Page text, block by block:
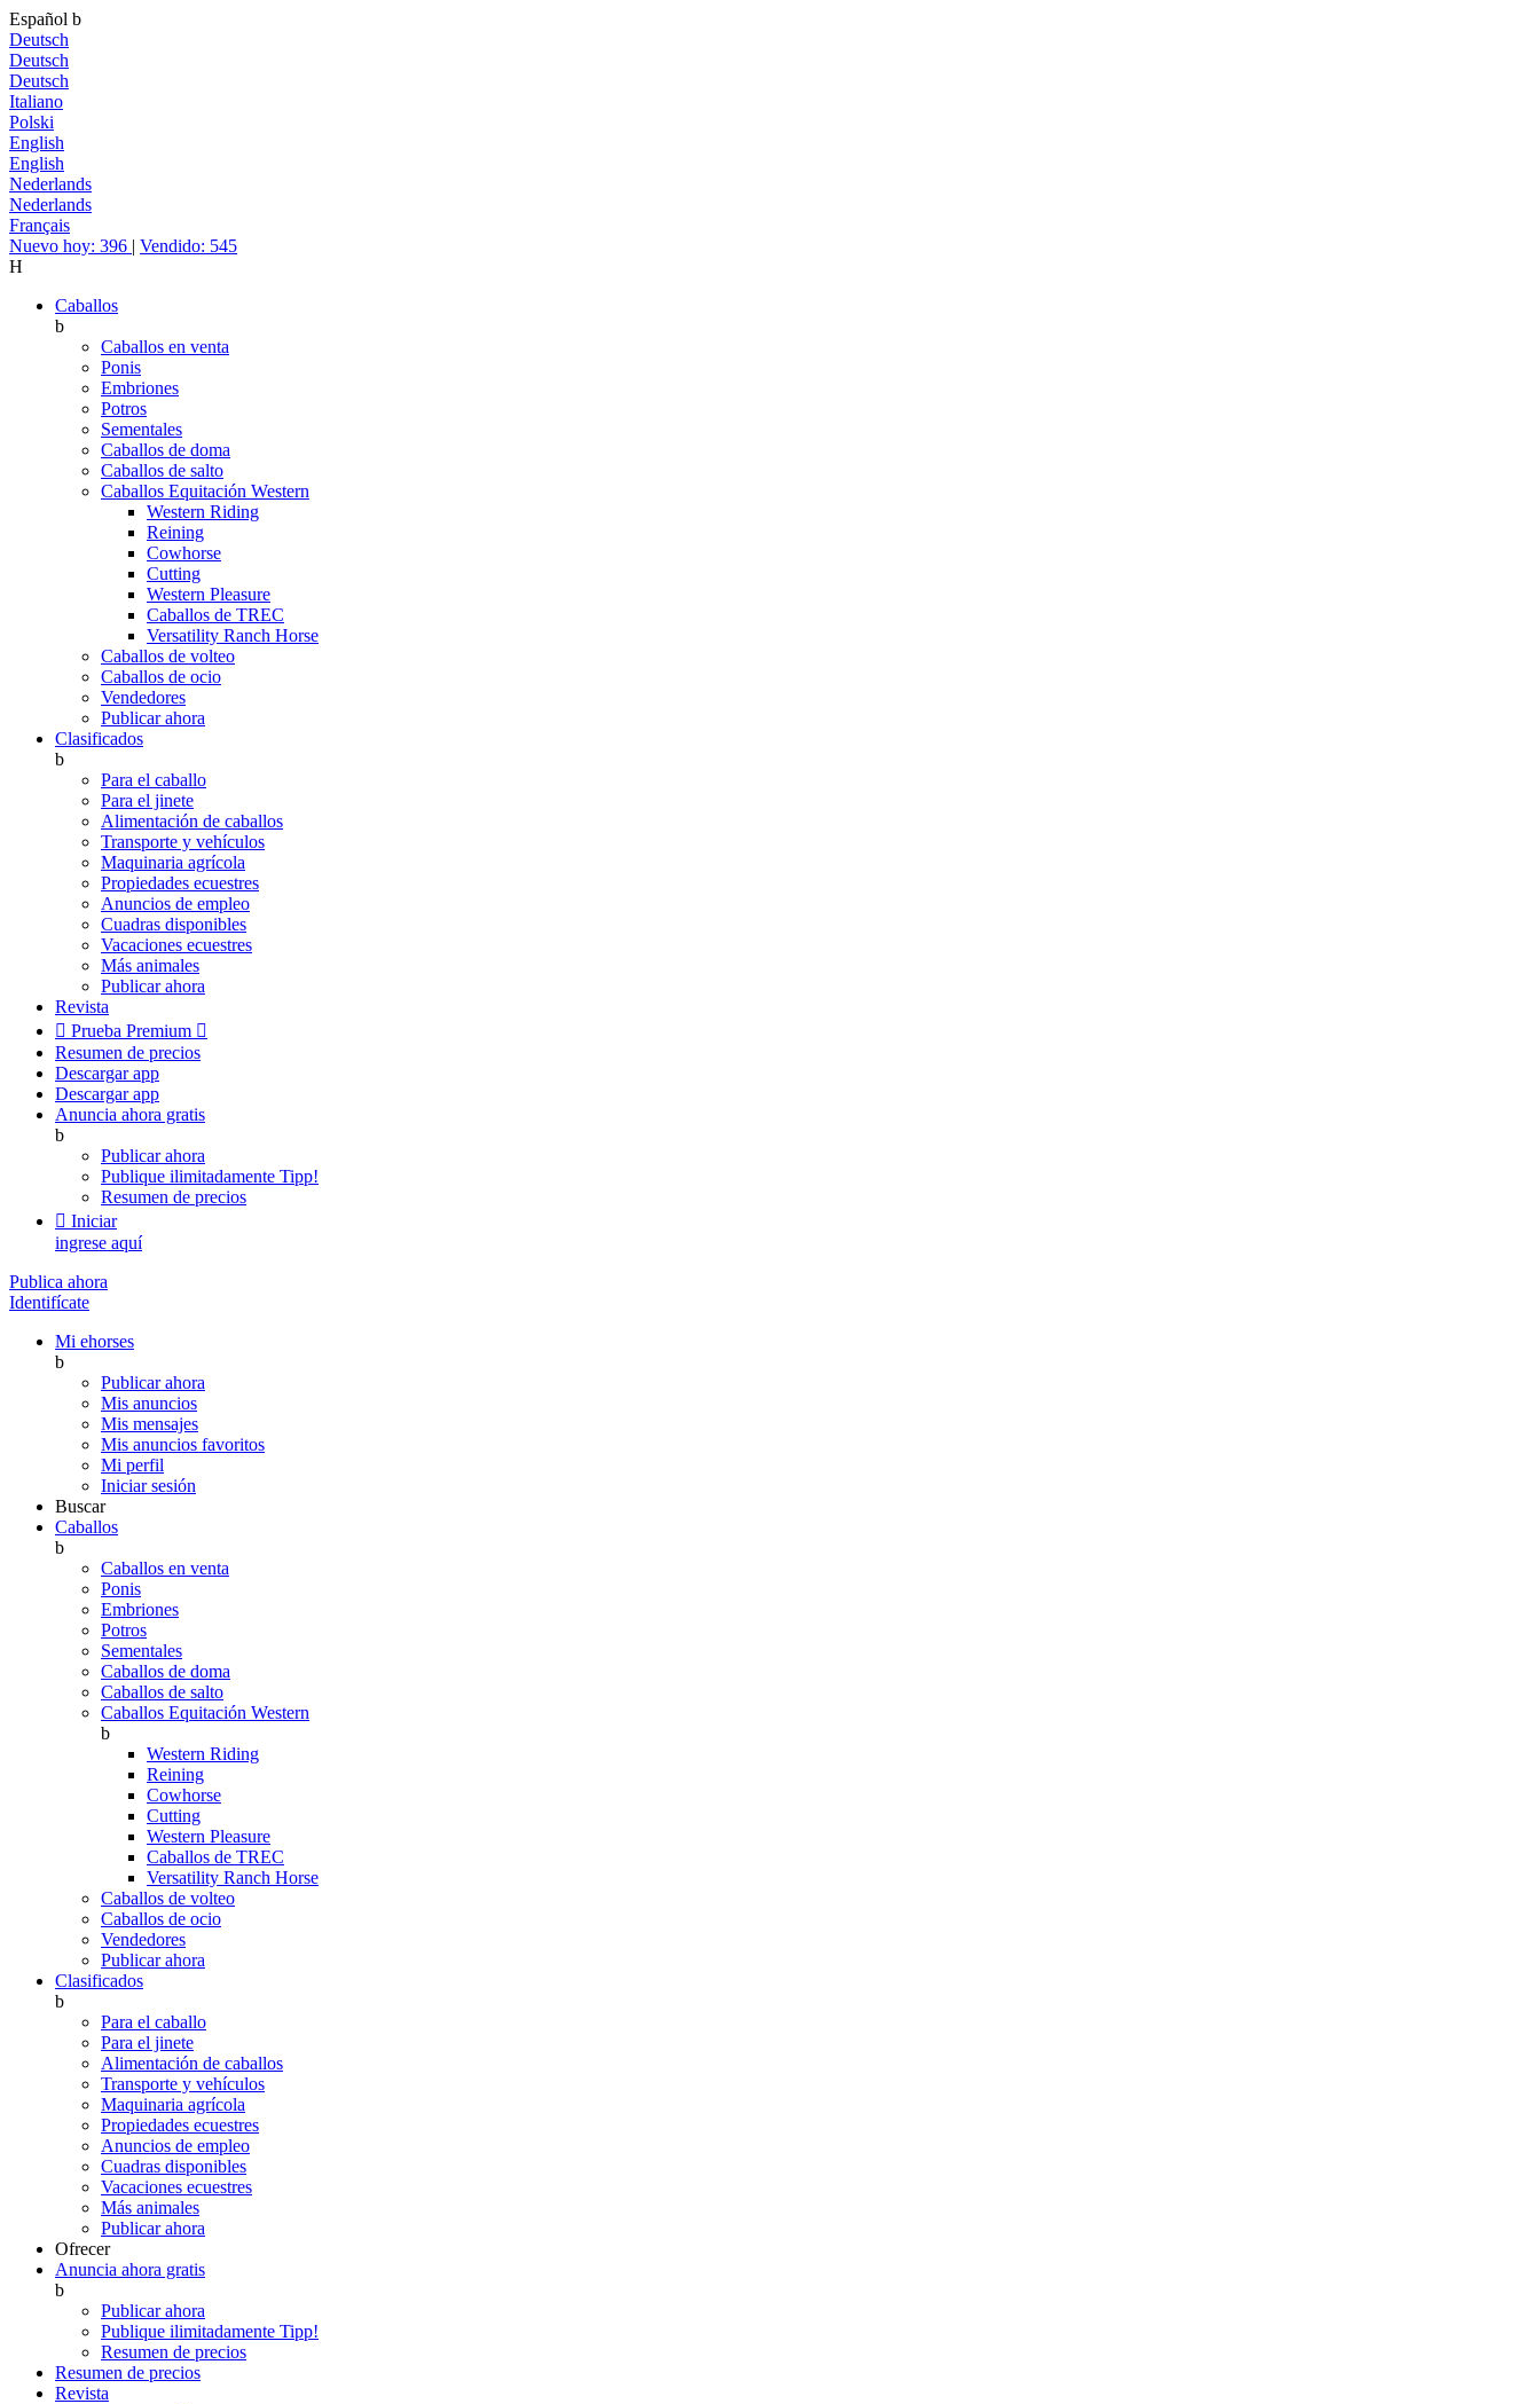
Español b
Deutsch
Deutsch
Deutsch
Italiano
Polski
English
English
Nederlands
Nederlands
Français
Nuevo hoy: 396 | Vendido: 545
H
Caballos
b
Caballos en venta
Ponis
Embriones
Potros
Sementales
Caballos de doma
Caballos de salto
Caballos Equitación Western
Western Riding
Reining
Cowhorse
Cutting
Western Pleasure
Caballos de TREC
Versatility Ranch Horse
Caballos de volteo
Caballos de ocio
Vendedores
Publicar ahora
Clasificados
b
Para el caballo
Para el jinete
Alimentación de caballos
Transporte y vehículos
Maquinaria agrícola
Propiedades ecuestres
Anuncios de empleo
Cuadras disponibles
Vacaciones ecuestres
Más animales
Publicar ahora
Revista
 Prueba Premium 
Resumen de precios
Descargar app
Descargar app
Anuncia ahora gratis
b
Publicar ahora
Publique ilimitadamente Tipp!
Resumen de precios
 Iniciar
ingrese aquí
Publica ahora
Identifícate
Mi ehorses
b
Publicar ahora
Mis anuncios
Mis mensajes
Mis anuncios favoritos
Mi perfil
Iniciar sesión
Buscar
Caballos
b
Caballos en venta
Ponis
Embriones
Potros
Sementales
Caballos de doma
Caballos de salto
Caballos Equitación Western
b
Western Riding
Reining
Cowhorse
Cutting
Western Pleasure
Caballos de TREC
Versatility Ranch Horse
Caballos de volteo
Caballos de ocio
Vendedores
Publicar ahora
Clasificados
b
Para el caballo
Para el jinete
Alimentación de caballos
Transporte y vehículos
Maquinaria agrícola
Propiedades ecuestres
Anuncios de empleo
Cuadras disponibles
Vacaciones ecuestres
Más animales
Publicar ahora
Ofrecer
Anuncia ahora gratis
b
Publicar ahora
Publique ilimitadamente Tipp!
Resumen de precios
Resumen de precios
Revista